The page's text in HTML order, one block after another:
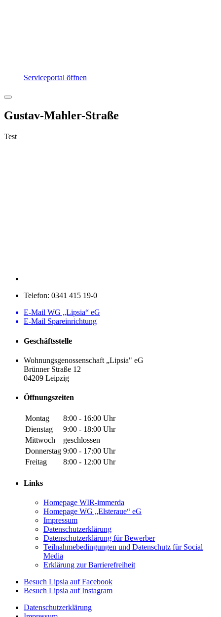
Serviceportal öffnen
Gustav-Mahler-Straße
Test
Telefon: 0341 415 19-0
E-Mail WG „Lipsia“ eG
E-Mail Spareinrichtung
Geschäftsstelle
Wohnungsgenossenschaft „Lipsia" eG
Brünner Straße 12
04209 Leipzig
Öffnungszeiten
Montag
8:00 - 16:00 Uhr
Dienstag
9:00 - 18:00 Uhr
Mittwoch
geschlossen
Donnerstag 9:00 - 17:00 Uhr
Freitag
8:00 - 12:00 Uhr
Links
Homepage WIR-immerda
Homepage WG „Elsteraue“ eG
Impressum
Datenschutzerklärung
Datenschutzerklärung für Bewerber
Teilnahmebedingungen und Datenschutz für Social
Media
Erklärung zur Barrierefreiheit
Zu
unserer
Seite
Besuch Lipsia auf Facebook
Zu
Instagram-
Besuch Lipsia auf Instagram
Datenschutzerklärung